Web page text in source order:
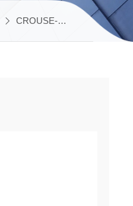
CROUSE-HINDS UL防爆电气